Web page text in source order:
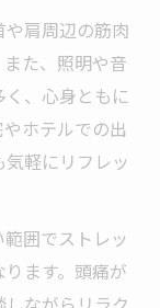
肩周辺の筋肉
た、照明や音
、心身ともに
ホテルでの出
軽にリフレッ
囲でストレッ
ます。頭痛が